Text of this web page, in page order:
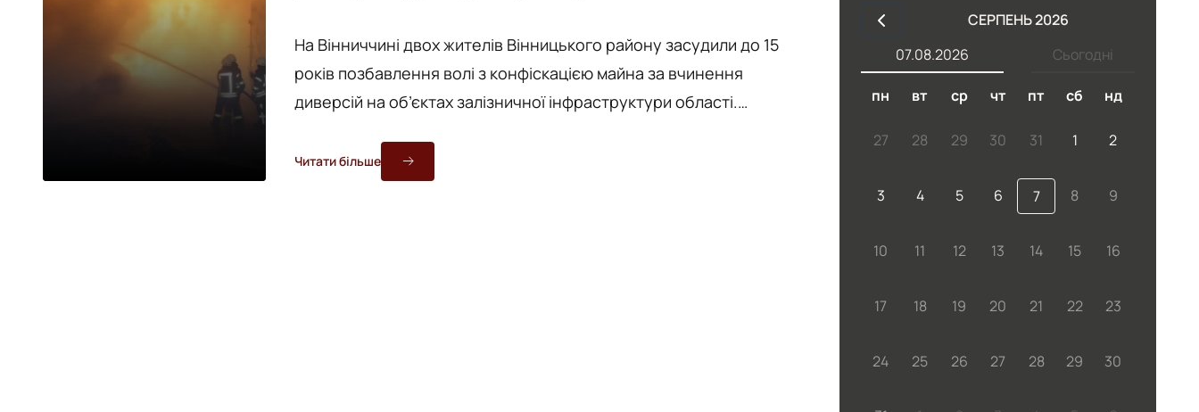
На Вінниччині двох жителів Вінницького району засудили до 15
років позбавлення волі з конфіскацією майна за вчинення
диверсій на об’єктах залізничної інфраструктури області.
районного суду Вінницької області. Про це повідомляє «Вежа» з
посиланням на Тиврівський районний суд Вінницької області.
Читати більше
СЕРПЕНЬ 2026
Сьогодні
07.08.2026
пн вт ср чт пт сб нд
27 28 29 30 31 1 2
3 4 5 6 7 8 9
10 11 12 13 14 15 16
17 18 19 20 21 22 23
24 25 26 27 28 29 30